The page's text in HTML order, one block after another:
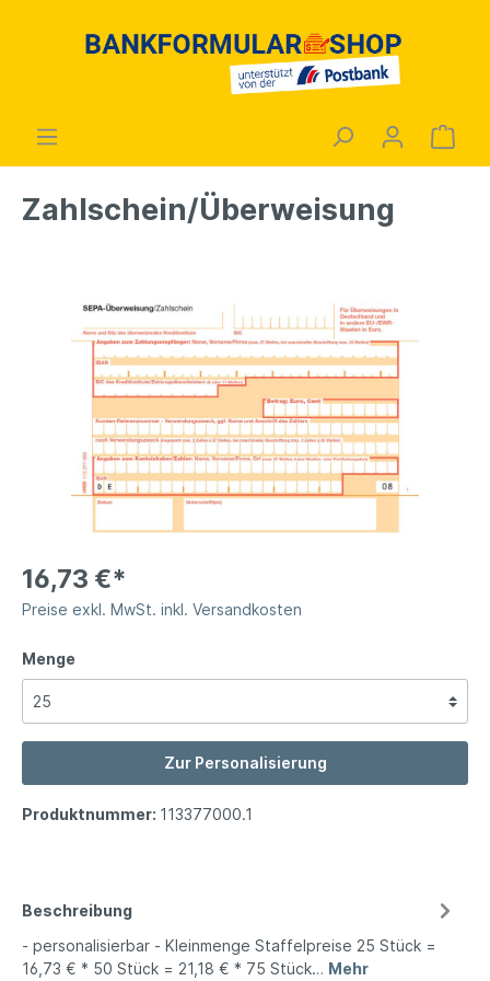
Zahlschein/Überweisung
16,73 €*
Preise exkl. MwSt. inkl. Versandkosten
Menge
Zur Personalisierung
Produktnummer: 113377000.1
Beschreibung
- personalisierbar - Kleinmenge Staffelpreise 25 Stück =
16,73 € * 50 Stück = 21,18 € * 75 Stück… Mehr